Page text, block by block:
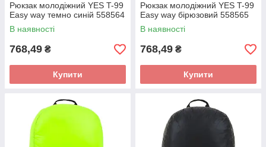
Рюкзак молодіжний YES T-99
Easy way темно синій 558564
В наявності
768,49 ₴
Купити
Рюкзак молодіжний YES T-99
Easy way бірюзовий 558565
В наявності
768,49 ₴
Купити